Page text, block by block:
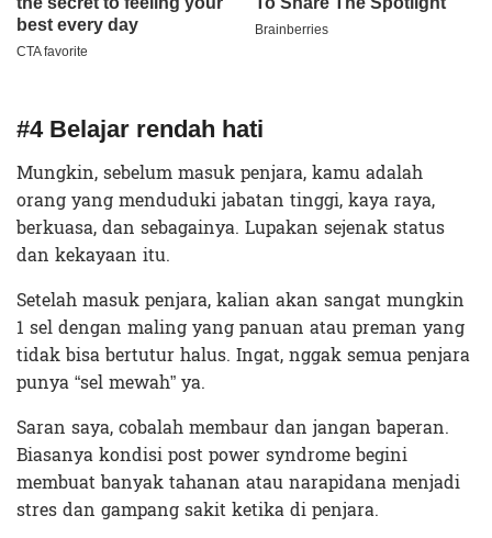
#4 Belajar rendah hati
Mungkin, sebelum masuk penjara, kamu adalah
orang yang menduduki jabatan tinggi, kaya raya,
berkuasa, dan sebagainya. Lupakan sejenak status
dan kekayaan itu.
Setelah masuk penjara, kalian akan sangat mungkin
1 sel dengan maling yang panuan atau preman yang
tidak bisa bertutur halus. Ingat, nggak semua penjara
punya “sel mewah” ya.
Saran saya, cobalah membaur dan jangan baperan.
Biasanya kondisi post power syndrome begini
membuat banyak tahanan atau narapidana menjadi
stres dan gampang sakit ketika di penjara.